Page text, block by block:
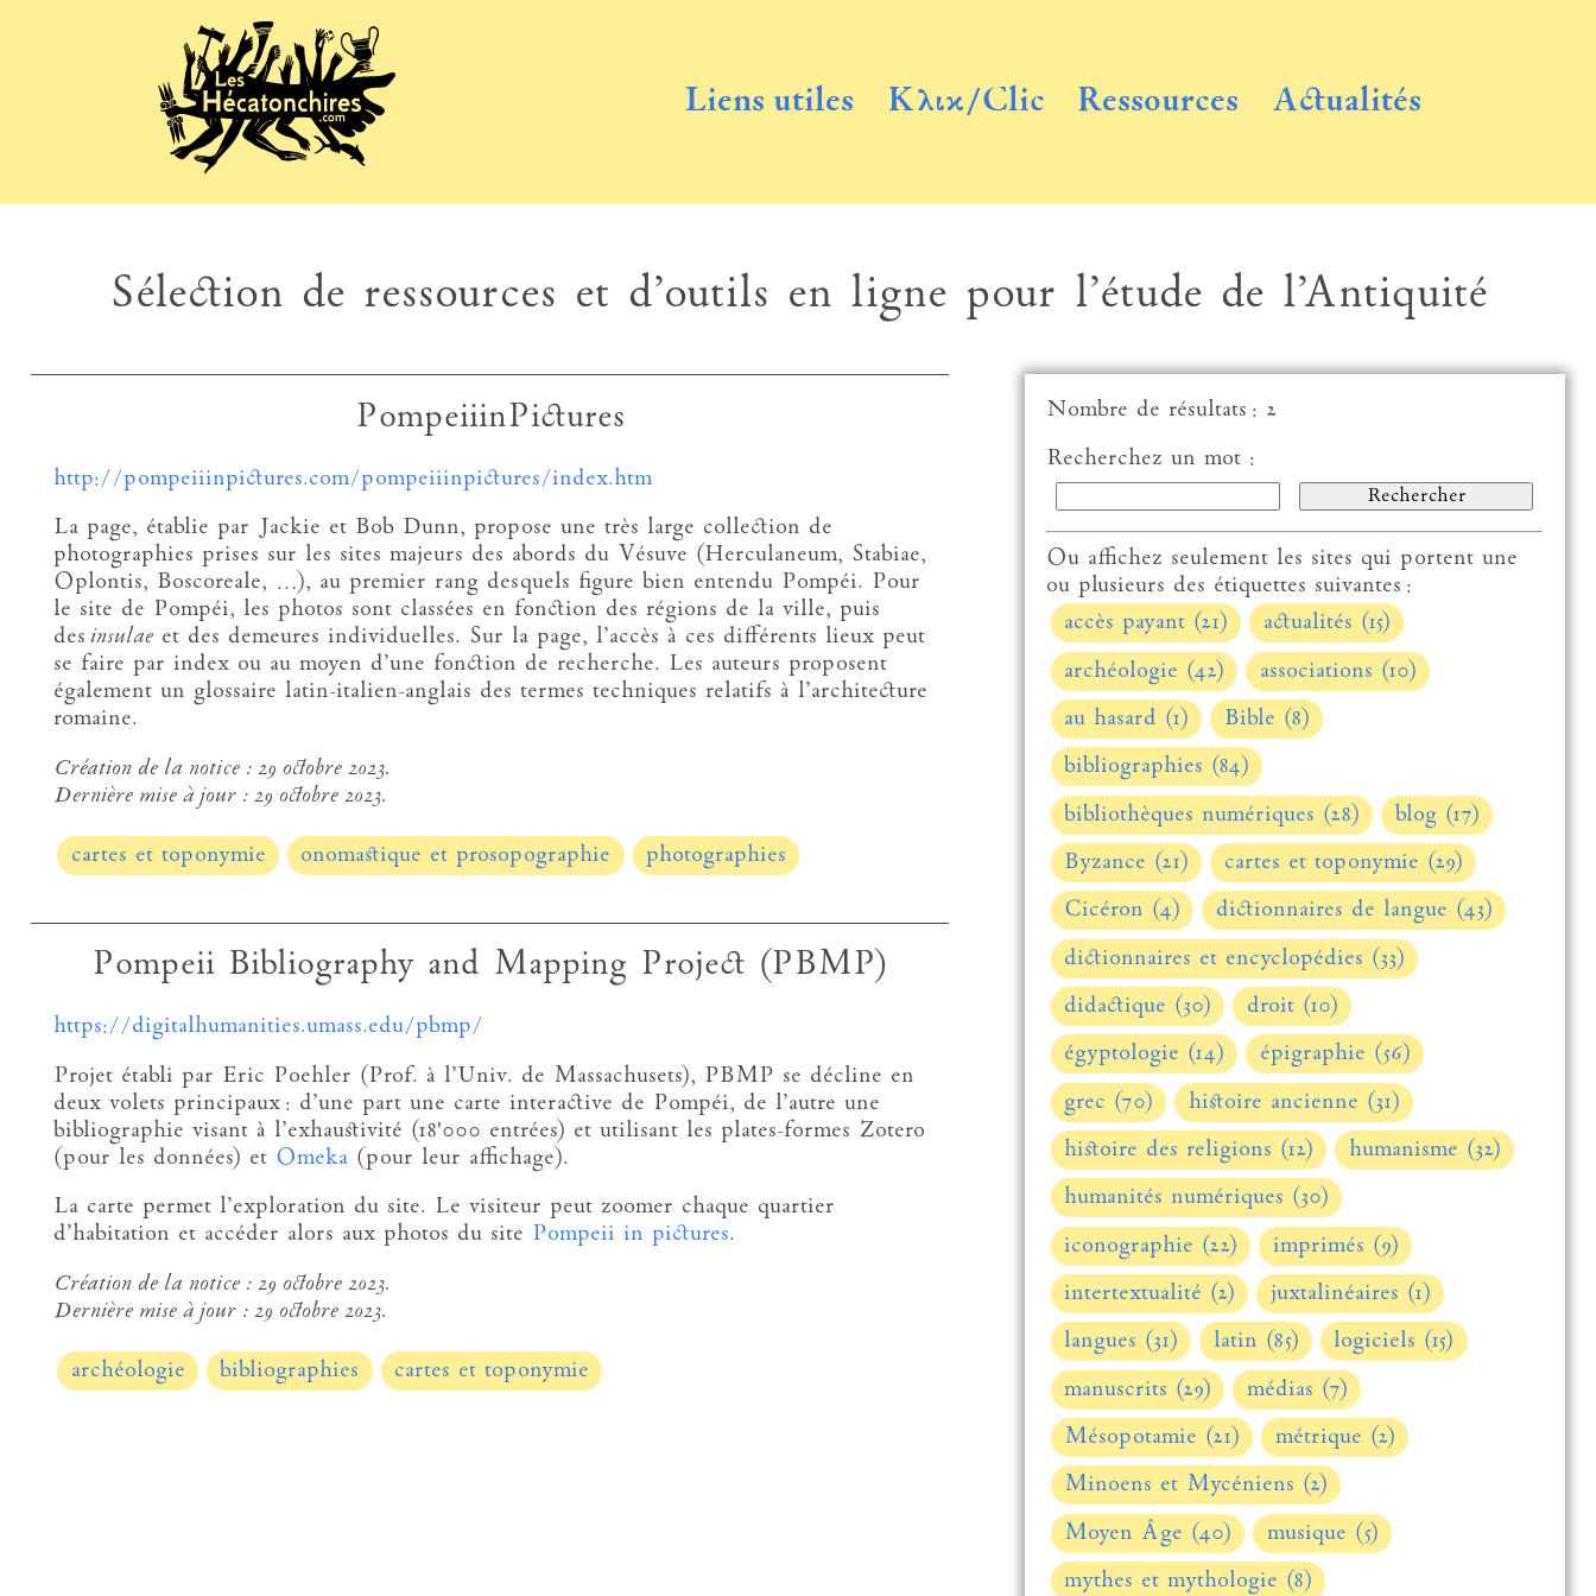
Liens utiles Κλικ/Clic Ressources Actualités
Sélection de ressources et d’outils en ligne pour l’étude de l’Antiquité
PompeiiinPictures
http://pompeiiinpictures.com/pompeiiinpictures/index.htm
La page, établie par Jackie et Bob Dunn, propose une très large collection de
photographies prises sur les sites majeurs des abords du Vésuve (Herculaneum, Stabiae,
Oplontis, Boscoreale, …), au premier rang desquels figure bien entendu Pompéi. Pour
le site de Pompéi, les photos sont classées en fonction des régions de la ville, puis
des insulaeet des demeures individuelles. Sur la page, l’accès à ces différents lieux peut
se faire par index ou au moyen d’une fonction de recherche. Les auteurs proposent
également un glossaire latin-italien-anglais des termes techniques relatifs à l’architecture
romaine.
Création de la notice : 29 octobre 2023.
Dernière mise à jour : 29 octobre 2023.
cartes et toponymie onomastique et prosopographie photographies
Pompeii Bibliography and Mapping Project (PBMP)
https://digitalhumanities.umass.edu/pbmp/
Projet établi par Eric Poehler (Prof. à l’Univ. de Massachusets), PBMP se décline en
deux volets principaux : d’une part une carte interactive de Pompéi, de l’autre une
bibliographie visant à l’exhaustivité (18'000 entrées) et utilisant les plates-formes Zotero
(pour les données) et Omeka (pour leur affichage).
La carte permet l’exploration du site. Le visiteur peut zoomer chaque quartier
d’habitation et accéder alors aux photos du site Pompeii in pictures.
Création de la notice : 29 octobre 2023.
Dernière mise à jour : 29 octobre 2023.
archéologie bibliographies cartes et toponymie
Nombre de résultats : 2
Recherchez un mot :
Ou affichez seulement les sites qui portent une
ou plusieurs des étiquettes suivantes :
accès payant (21)
actualités (15)
archéologie (42)
associations (10)
au hasard (1)
Bible (8)
bibliographies (84)
bibliothèques numériques (28)
blog (17)
Byzance (21)
cartes et toponymie (29)
Cicéron (4)
dictionnaires de langue (43)
dictionnaires et encyclopédies (33)
didactique (30)
droit (10)
égyptologie (14)
épigraphie (56)
grec (70)
histoire ancienne (31)
histoire des religions (12)
humanisme (32)
humanités numériques (30)
iconographie (22)
imprimés (9)
intertextualité (2)
juxtalinéaires (1)
langues (31)
latin (85)
logiciels (15)
manuscrits (29)
médias (7)
Mésopotamie (21)
métrique (2)
Minoens et Mycéniens (2)
Moyen Âge (40)
musique (5)
mythes et mythologie (8)